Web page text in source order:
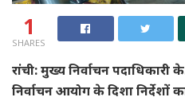
1
SHARES
रांची: मुख्य निर्वाचन
निर्वाचन आयोग के दिशा निर्देशों